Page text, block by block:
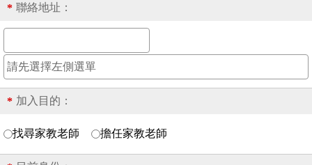
* 聯絡地址：
* 加入目的：
找尋家教老師 擔任家教老師